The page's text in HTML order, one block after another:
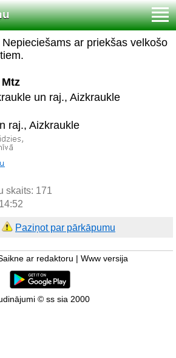
ar priekšas velkošo
un raj., Aizkraukle
raj., Aizkraukle
skaits: 171
Paziņot par pārkāpumu
ar redaktoru Www versija
© ss sia 2000